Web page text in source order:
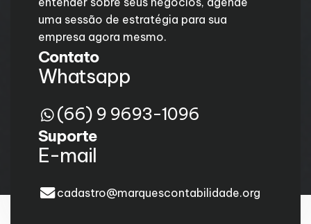
uma sessão de estratégia para sua
empresa agora mesmo.
Contato
Whatsapp
(66) 9 9693-1096
Suporte
E-mail
cadastro@marquescontabilidade.org